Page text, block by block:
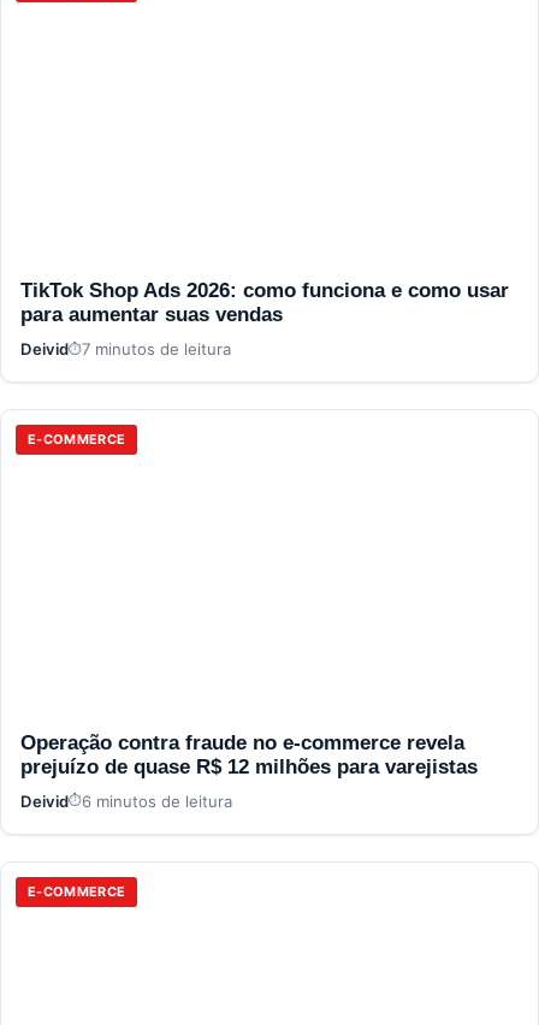
TikTok Shop Ads 2026: como funciona e como usar
para aumentar suas vendas
Deivid 7 minutos de leitura
E-COMMERCE
Operação contra fraude no e-commerce revela
prejuízo de quase R$ 12 milhões para varejistas
Deivid 6 minutos de leitura
E-COMMERCE